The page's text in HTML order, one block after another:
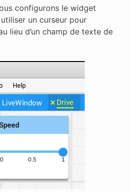
configurons le widget
un curseur pour
lieu d’un champ de texte de